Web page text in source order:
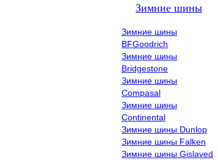
Зимние шины
Зимние шины
BFGoodrich
Зимние шины
Bridgestone
Зимние шины
Compasal
Зимние шины
Continental
Зимние шины Dunlop
Зимние шины Falken
Зимние шины Gislaved